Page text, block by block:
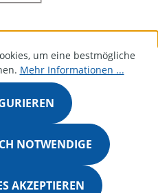
um eine bestmögliche
Mehr Informationen ...
NOTWENDIGE
AKZEPTIEREN